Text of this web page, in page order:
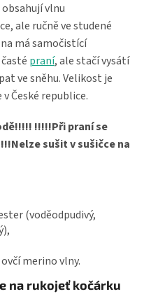
vlnu
ale ručně ve studené
má samočistící
praní, ale stačí vysátí
ve sněhu. Velikost je
České republice.
!!!!!Při praní se
sušit v sušičce na
(voděodpudivý,
merino vlny.
na rukojeť kočárku